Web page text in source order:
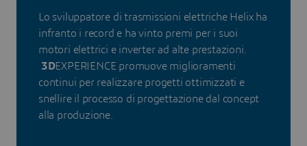
Lo sviluppatore di trasmissioni elettriche Helix ha
infranto i record e ha vinto premi per i suoi
motori elettrici e inverter ad alte prestazioni.
3DEXPERIENCE promuove miglioramenti
continui per realizzare progetti ottimizzati e
snellire il processo di progettazione dal concept
alla produzione.